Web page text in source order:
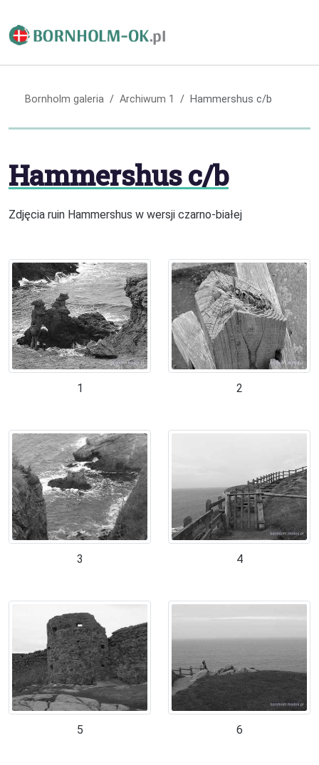
Bornholm galeria Archiwum 1 Hammershus c/b
Hammershus c/b
Zdjęcia ruin Hammershus w wersji czarno-białej
1 2
3 4
5 6